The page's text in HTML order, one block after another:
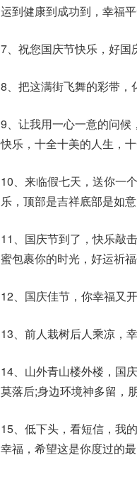
运到健康到成功到，幸福
7、祝您国庆节快乐，好国
8、把这满街飞舞的彩带，
9、让我用一心一意的问候
快乐，十全十美的人生，
10、来临假七天，送你一
乐，顶部是吉祥底部是如
11、国庆节到了，快乐敲
蜜包裹你的时光，好运祈
12、国庆佳节，你幸福又
13、前人栽树后人乘凉，
14、山外青山楼外楼，国
莫落后;身边环境神多留，
15、低下头，看短信，我
幸福，希望这是你度过的